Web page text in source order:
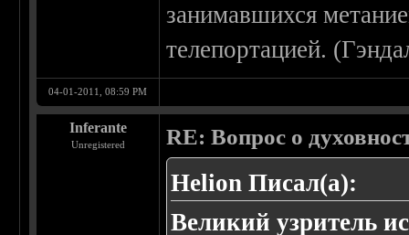
занимавшихся
телепортацией.
04-01-2011, 08:59 PM
Inferante
Unregistered RE: Вопрос о
Helion Писал(а):
Великий узритель